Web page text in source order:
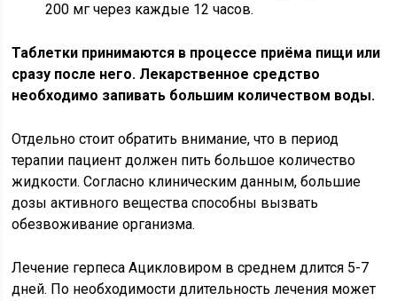
200 мг через каждые 12 часов.
Таблетки принимаются в процессе приёма пищи или
сразу после него. Лекарственное средство
необходимо запивать большим количеством воды.
Отдельно стоит обратить внимание, что в период
терапии пациент должен пить большое количество
жидкости. Согласно клиническим данным, большие
дозы активного вещества способны вызвать
обезвоживание организма.
Лечение герпеса Ацикловиром в среднем длится 5-7
дней. По необходимости длительность лечения может